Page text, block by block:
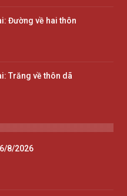
Đường về hai thôn
Trăng về thôn dã
8/2026